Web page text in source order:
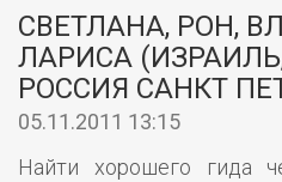
СВЕТЛАНА, РОН,
ЛАРИСА
РОССИЯ САНКТ
05.11.2011 13:15
Найти хорошего гида